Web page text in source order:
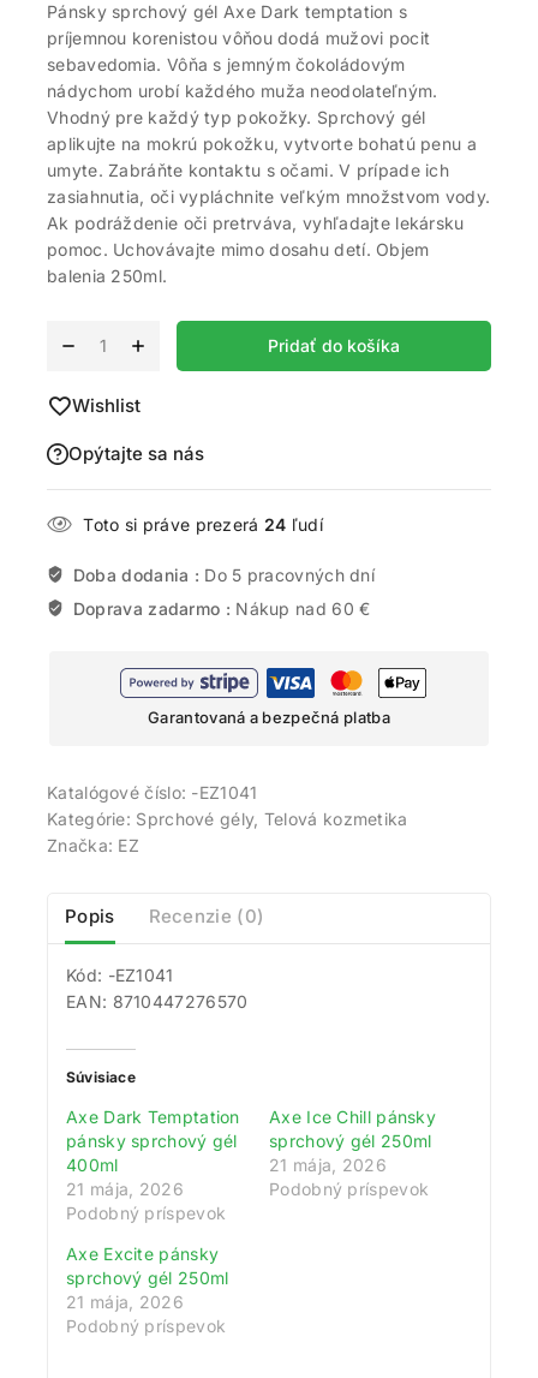
Pánsky sprchový gél Axe Dark temptation s
príjemnou korenistou vôňou dodá mužovi pocit
sebavedomia. Vôňa s jemným čokoládovým
nádychom urobí každého muža neodolateľným.
Vhodný pre každý typ pokožky. Sprchový gél
aplikujte na mokrú pokožku, vytvorte bohatú penu a
umyte. Zabráňte kontaktu s očami. V prípade ich
zasiahnutia, oči vypláchnite veľkým množstvom vody.
Ak podráždenie oči pretrváva, vyhľadajte lekársku
pomoc. Uchovávajte mimo dosahu detí. Objem
balenia 250ml.
Pridať do košíka
Wishlist
Opýtajte sa nás
Toto si práve prezerá 24 ľudí
Doba dodania : Do 5 pracovných dní
Doprava zadarmo : Nákup nad 60 €
Garantovaná a bezpečná platba
Katalógové číslo: -EZ1041
Kategórie: Sprchové gély, Telová kozmetika
Značka: EZ
Popis Recenzie (0)
Kód: -EZ1041
EAN: 8710447276570
Súvisiace
Axe Dark Temptation
pánsky sprchový gél
400ml
21 mája, 2026
Podobný príspevok
Axe Ice Chill pánsky
sprchový gél 250ml
21 mája, 2026
Podobný príspevok
Axe Excite pánsky
sprchový gél 250ml
21 mája, 2026
Podobný príspevok
Získajte 200 bodov za registráciu a
zbierajte odmeny!
Zaregistrujte sa ešte dnes a my vám pripíšeme vstupný